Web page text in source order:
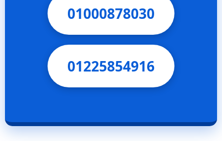
01000878030
01225854916